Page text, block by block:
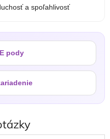
a spoľahlivosť
pody